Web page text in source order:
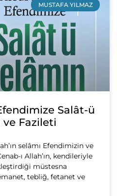
MUSTAFA YILMAZ
Salât-ü
ve Fazileti
selâmı Efendimizin ve
ı Allah’ın, kendileriyle
müstesna
tebliğ, fetanet ve